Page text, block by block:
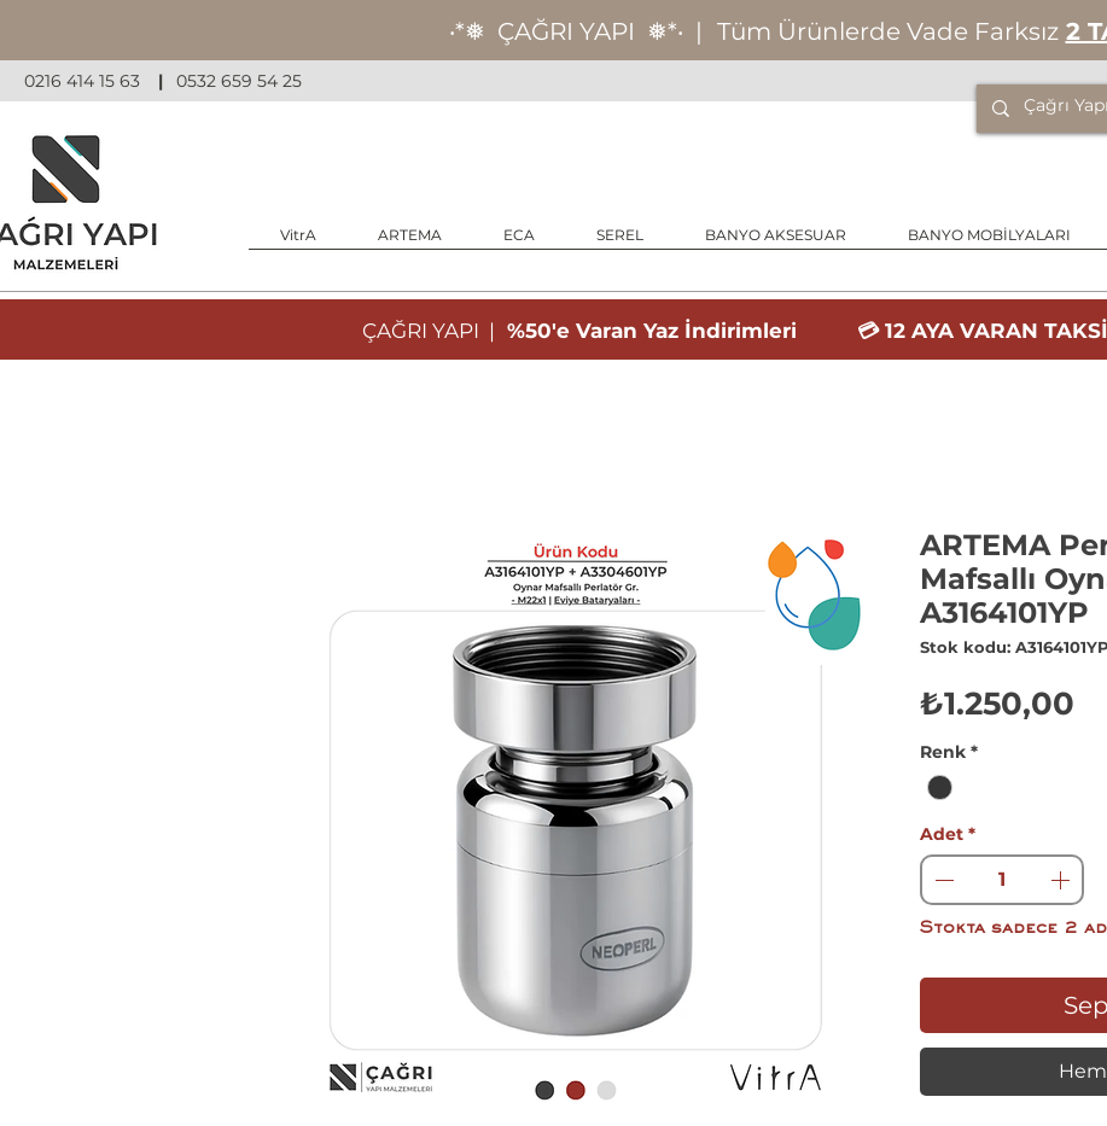
‧*❅ ÇAĞRI YAPI ❅*‧ | Tüm Ürünlerde Vade Farksız 2
0216 414 15 63 | 0532 659 54 25
VitrA ARTEMA ECA SEREL BANYO AKSESUAR BANYO MOBİLYALARI
ÇAĞRI YAPI | %50'e Varan Yaz İndirimleri 💳 12 AYA VARAN
ARTEMA
Mafsallı
A3164101YP
Stok kodu: A3164101YP
₺1.250,00
Renk *
Adet *
Stokta sadece 2